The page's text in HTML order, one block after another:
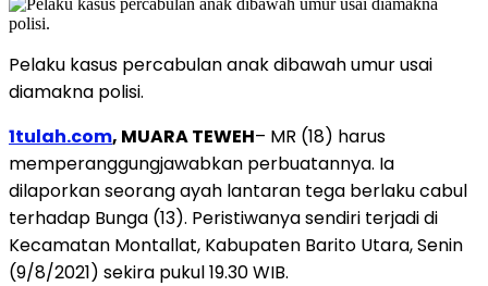
Pelaku kasus percabulan anak dibawah umur usai
diamakna polisi.
1tulah.com, MUARA TEWEH– MR (18) harus
memperanggungjawabkan perbuatannya. Ia
dilaporkan seorang ayah lantaran tega berlaku cabul
terhadap Bunga (13). Peristiwanya sendiri terjadi di
Kecamatan Montallat, Kabupaten Barito Utara, Senin
(9/8/2021) sekira pukul 19.30 WIB.